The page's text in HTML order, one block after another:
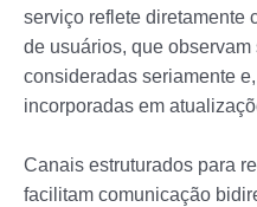
serviço reflete diretamente
de usuários, que
consideradas seriamente
incorporadas em
Canais estruturados para
facilitam comunicação